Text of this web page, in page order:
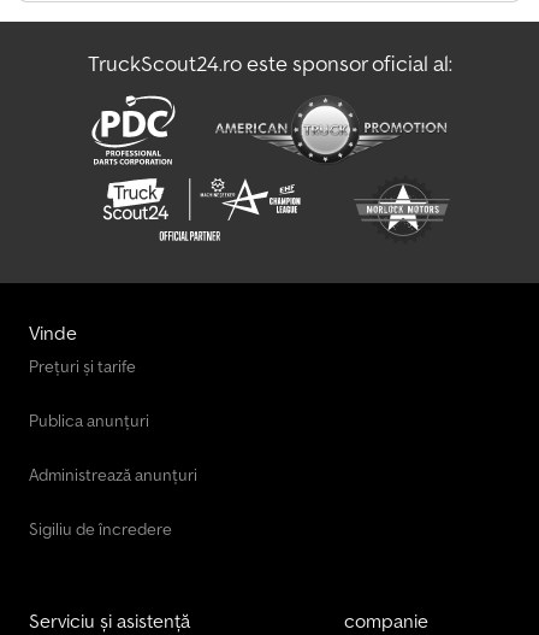
Macara De Constructii - Rotire Inferioara
Macara De Constructii - Rotire Superioara
TruckScout24.ro este sponsor oficial al:
Vinde
Prețuri și tarife
Publica anunțuri
Administrează anunțuri
Sigiliu de încredere
Serviciu și asistență companie